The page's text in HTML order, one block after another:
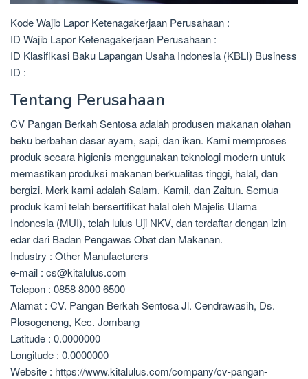
Kode Wajib Lapor Ketenagakerjaan Perusahaan :
ID Wajib Lapor Ketenagakerjaan Perusahaan :
ID Klasifikasi Baku Lapangan Usaha Indonesia (KBLI) Business
ID :
Tentang Perusahaan
CV Pangan Berkah Sentosa adalah produsen makanan olahan
beku berbahan dasar ayam, sapi, dan ikan. Kami memproses
produk secara higienis menggunakan teknologi modern untuk
memastikan produksi makanan berkualitas tinggi, halal, dan
bergizi. Merk kami adalah Salam. Kamil, dan Zaitun. Semua
produk kami telah bersertifikat halal oleh Majelis Ulama
Indonesia (MUI), telah lulus Uji NKV, dan terdaftar dengan izin
edar dari Badan Pengawas Obat dan Makanan.
Industry : Other Manufacturers
e-mail : cs@kitalulus.com
Telepon : 0858 8000 6500
Alamat : CV. Pangan Berkah Sentosa Jl. Cendrawasih, Ds.
Plosogeneng, Kec. Jombang
Latitude : 0.0000000
Longitude : 0.0000000
Website : https://www.kitalulus.com/company/cv-pangan-